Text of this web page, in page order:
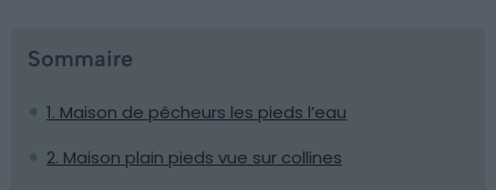
Sommaire
1. Maison de pêcheurs les pieds l’eau
2. Maison plain pieds vue sur collines